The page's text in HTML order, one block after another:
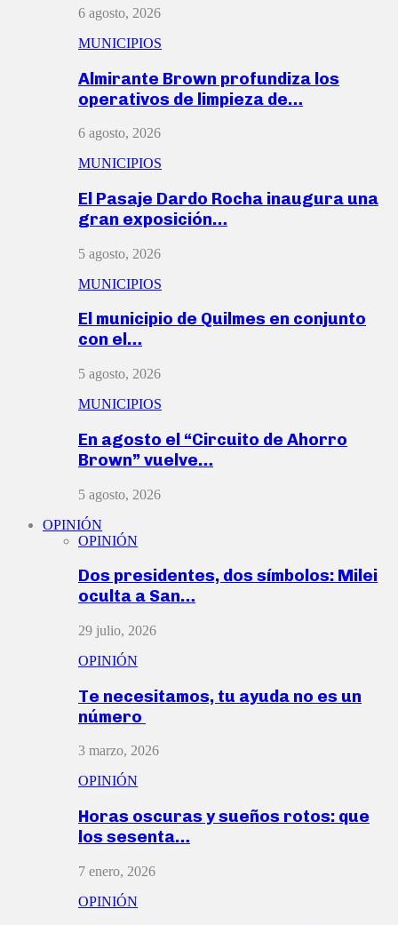
6 agosto, 2026
MUNICIPIOS
Almirante Brown profundiza los
operativos de limpieza de…
6 agosto, 2026
MUNICIPIOS
El Pasaje Dardo Rocha inaugura una
gran exposición…
5 agosto, 2026
MUNICIPIOS
El municipio de Quilmes en conjunto
con el…
5 agosto, 2026
MUNICIPIOS
En agosto el “Circuito de Ahorro
Brown” vuelve…
5 agosto, 2026
OPINIÓN
OPINIÓN
Dos presidentes, dos símbolos: Milei
oculta a San…
29 julio, 2026
OPINIÓN
Te necesitamos, tu ayuda no es un
número
3 marzo, 2026
OPINIÓN
Horas oscuras y sueños rotos: que
los sesenta…
7 enero, 2026
OPINIÓN